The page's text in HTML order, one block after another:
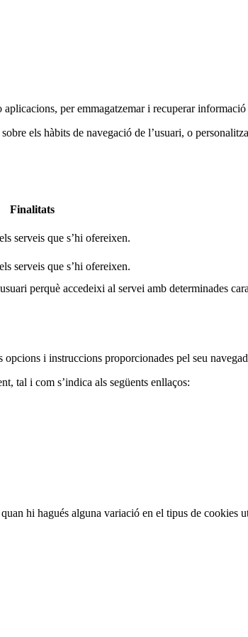
per emmagatzemar i recuperar
els hàbits de navegació de l’usuari, o
Finalitats
serveis que s’hi ofereixen.
serveis que s’hi ofereixen.
perquè accedeixi al servei amb determinades
i instruccions proporcionades pel seu
tal i com s’indica als següents enllaços:
hi hagués alguna variació en el tipus de cookies